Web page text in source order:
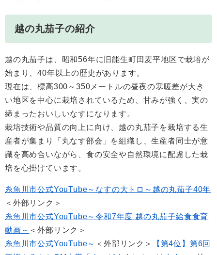
越の丸茄子の紹介
越の丸茄子は、昭和56年に旧能生町田麦平地区で栽培が
始まり、40年以上の歴史があります。
現在は、標高300～350メートルの昼夜の寒暖差が大き
い地区を中心に栽培されているため、甘みが強く、実の
締まったおいしいなすになります。
栽培技術や品質の向上に向け、越の丸茄子を栽培する生
産者が集まり「丸なす部会」を組織し、生産者同士が意
識を高め合いながら、食の安全や自然環境に配慮した栽
培を心掛けています。
糸魚川市公式YouTube～なすの大トロ～越の丸茄子40年
＜外部リンク＞
糸魚川市公式YouTube～令和7年度 越の丸茄子給食食育
動画～ ＜外部リンク＞
糸魚川市公式YouTube～ ＜外部リンク＞
【第4位】第6回